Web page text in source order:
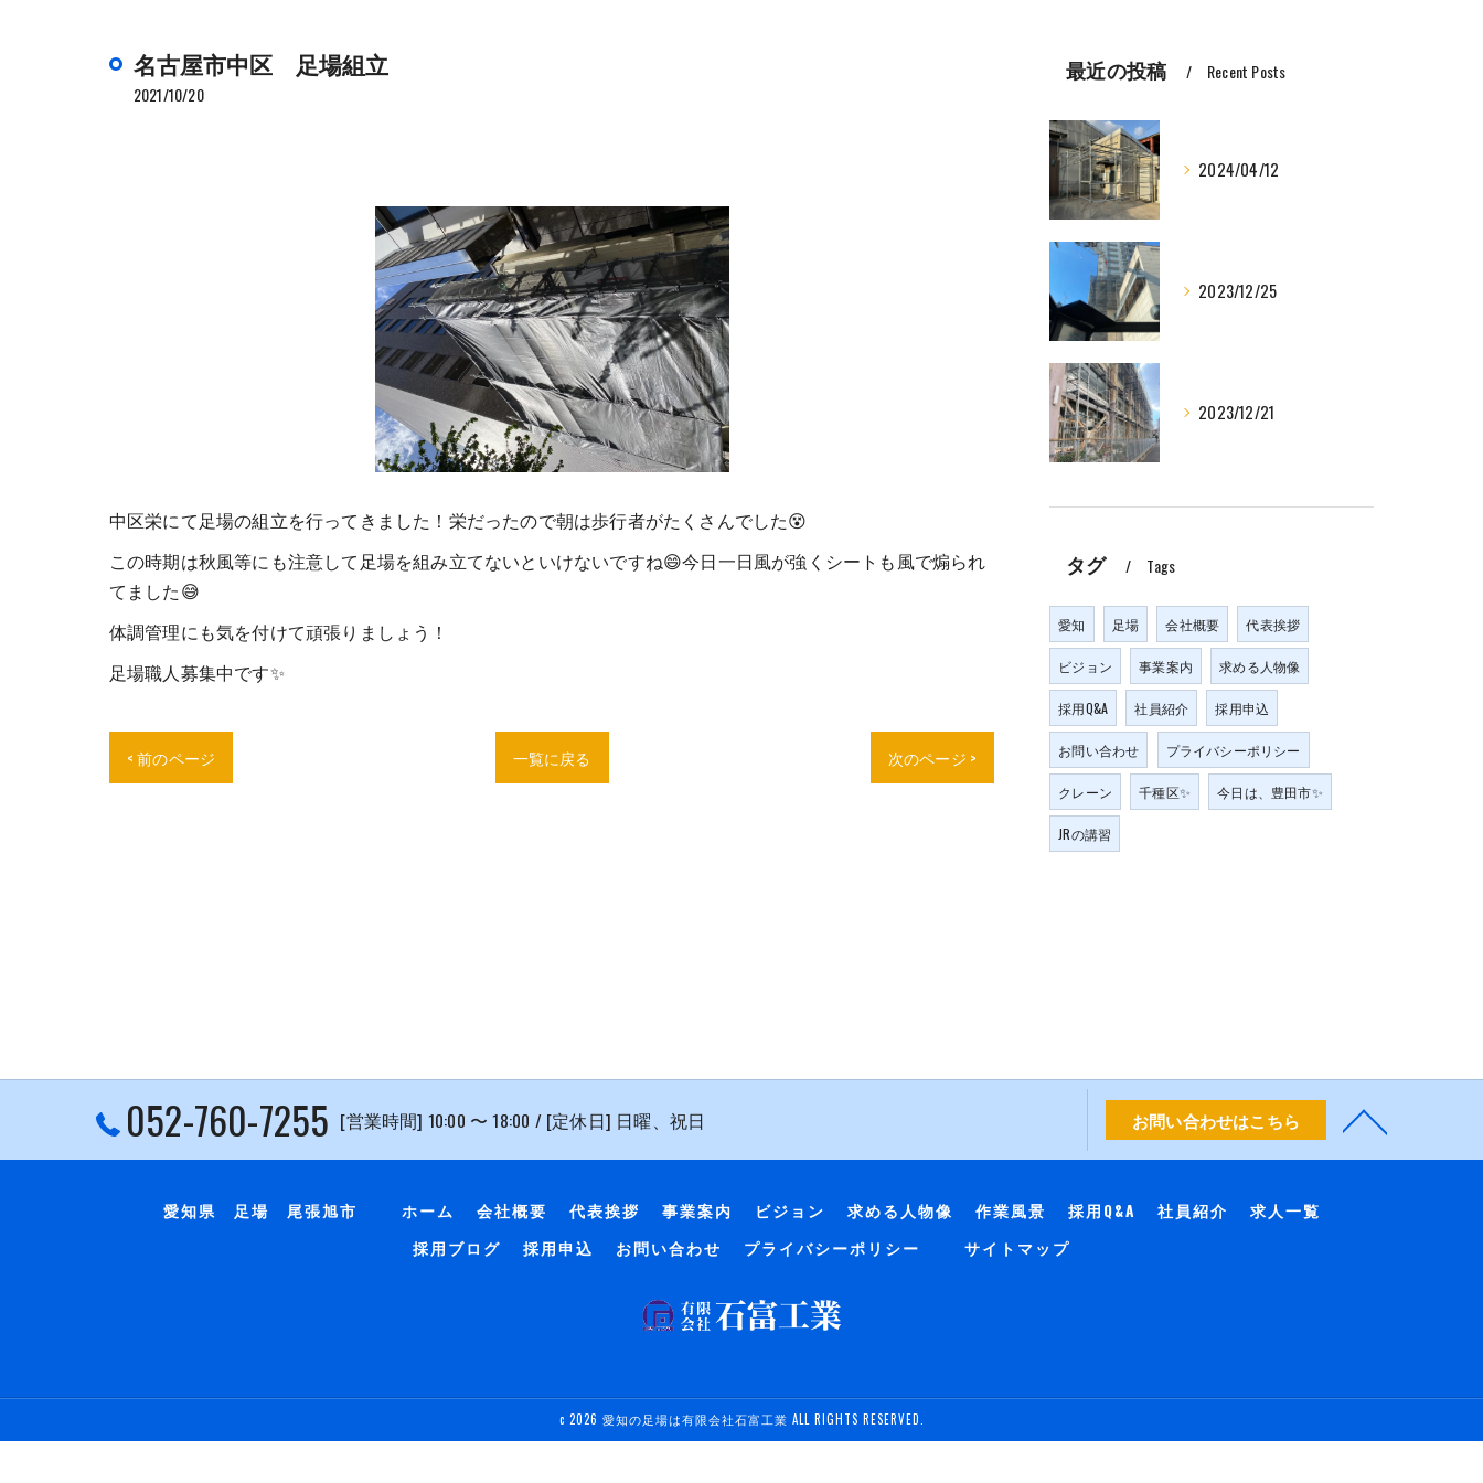
名古屋市中区 足場組立
2021/10/20
中区栄にて足場の組立を行ってきました！栄だったので朝は歩行者がたくさんでした😵
この時期は秋風等にも注意して足場を組み立てないといけないですね😄今日一日風が強くシートも風で煽られ
てました😅
体調管理にも気を付けて頑張りましょう！
足場職人募集中です✨
< 前のページ 一覧に戻る 次のページ >
最近の投稿 Recent Posts
2024/04/12
2023/12/25
2023/12/21
タグ Tags
愛知 足場 会社概要 代表挨拶
ビジョン 事業案内 求める人物像
採用Q&A 社員紹介 採用申込
お問い合わせ プライバシーポリシー
クレーン 千種区✨ 今日は、豊田市✨
JRの講習
052-760-7255 [営業時間] 10:00 〜 18:00 / [定休日] 日曜、祝日 お問い合わせはこちら
愛知県 足場 尾張旭市 ホーム 会社概要 代表挨拶 事業案内 ビジョン 求める人物像 作業風景 採用Q&A 社員紹介
求人一覧
採用ブログ
採用申込 お問い合わせ プライバシーポリシー サイトマップ
c 2026 愛知の足場は有限会社石富工業 ALL RIGHTS RESERVED.